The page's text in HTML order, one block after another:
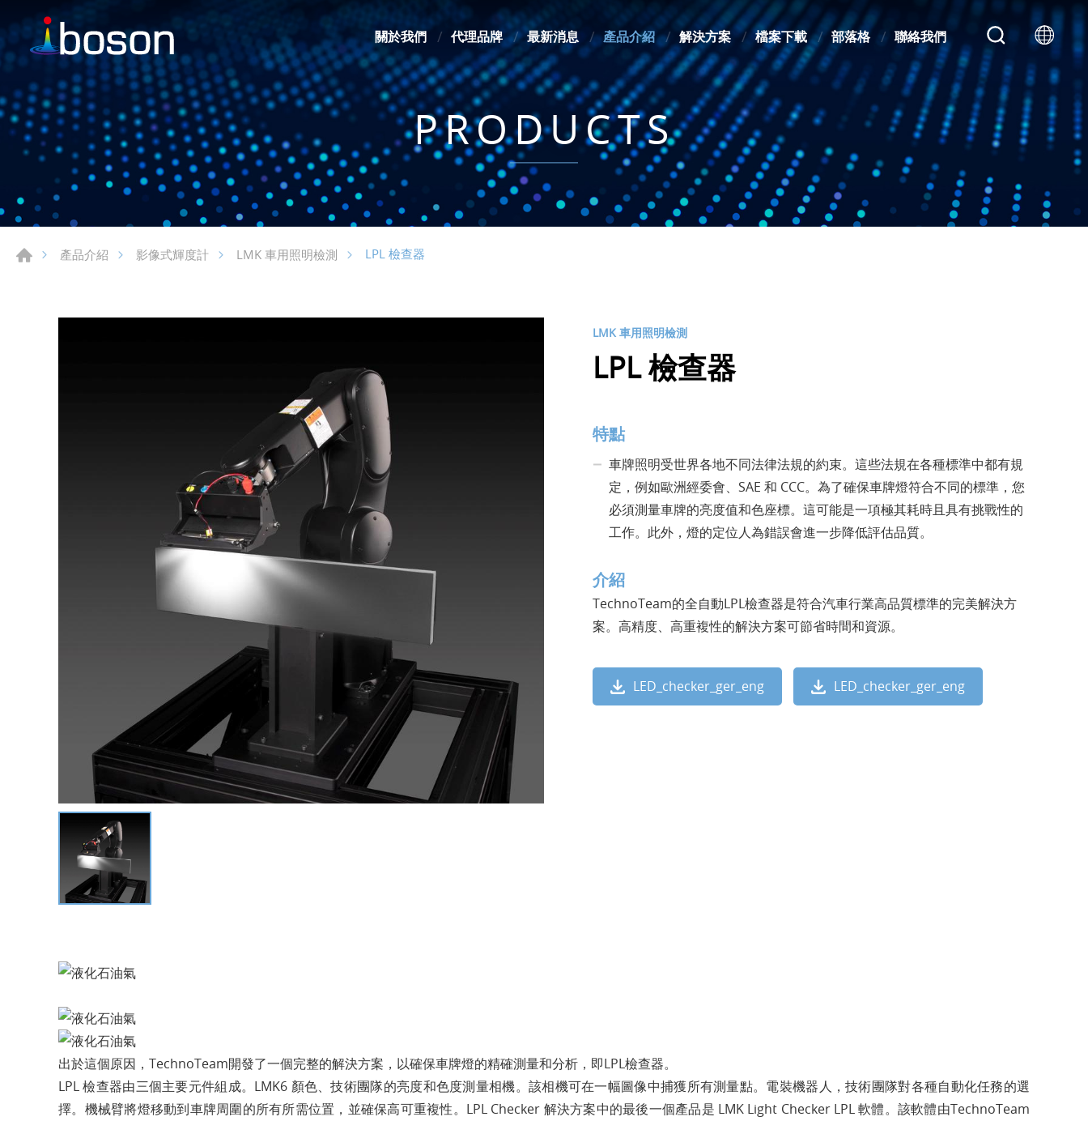
關於我們 代理品牌 最新消息 產品介紹 解決方案 檔案下載 部落格 聯絡我們
PRODUCTS
產品介紹 影像式輝度計 LMK 車用照明檢測 LPL 檢查器
LMK 車用照明檢測
LPL 檢查器
特點
車牌照明受世界各地不同法律法規的約束。這些法規在各種標準中都有規
定，例如歐洲經委會、SAE 和 CCC。為了確保車牌燈符合不同的標準，您
必須測量車牌的亮度值和色座標。這可能是一項極其耗時且具有挑戰性的
工作。此外，燈的定位人為錯誤會進一步降低評估品質。
介紹
TechnoTeam的全自動LPL檢查器是符合汽車行業高品質標準的完美解決方
案。高精度、高重複性的解決方案可節省時間和資源。
LED_checker_ger_eng LED_checker_ger_eng
出於這個原因，TechnoTeam開發了一個完整的解決方案，以確保車牌燈的精確測量和分析，即LPL檢查器。
LPL 檢查器由三個主要元件組成。 LMK6 顏色、技術團隊的亮度和色度測量相機。該相機可在一幅圖像中捕獲所有測量點。電裝機器人，技術團隊對各種自動化任務的選
擇。機械臂將燈移動到車牌周圍的所有所需位置，並確保高可重複性。LPL Checker 解決方案中的最後一個產品是 LMK Light Checker LPL 軟體。該軟體由TechnoTeam